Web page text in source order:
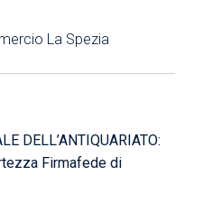
La Spezia
DELL’ANTIQUARIATO:
Firmafede di